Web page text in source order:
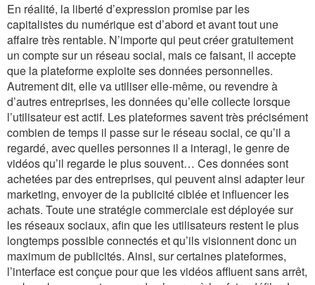
En réalité, la liberté d’expression promise par les
capitalistes du numérique est d’abord et avant tout une
affaire très rentable. N’importe qui peut créer gratuitement
un compte sur un réseau social, mais ce faisant, il accepte
que la plateforme exploite ses données personnelles.
Autrement dit, elle va utiliser elle-même, ou revendre à
d’autres entreprises, les données qu’elle collecte lorsque
l’utilisateur est actif. Les plateformes savent très précisément
combien de temps il passe sur le réseau social, ce qu’il a
regardé, avec quelles personnes il a interagi, le genre de
vidéos qu’il regarde le plus souvent… Ces données sont
achetées par des entreprises, qui peuvent ainsi adapter leur
marketing, envoyer de la publicité ciblée et influencer les
achats. Toute une stratégie commerciale est déployée sur
les réseaux sociaux, afin que les utilisateurs restent le plus
longtemps possible connectés et qu’ils visionnent donc un
maximum de publicités. Ainsi, sur certaines plateformes,
l’interface est conçue pour que les vidéos affluent sans arrêt,